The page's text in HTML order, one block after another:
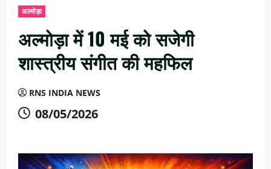
अल्मोड़ा
अल्मोड़ा में 10 मई को सजेगी
शास्त्रीय संगीत की महफिल
RNS INDIA NEWS
08/05/2026